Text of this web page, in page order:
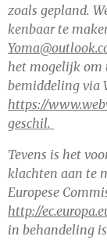
zoals gepland.
kenbaar te
het mogelijk om
bemiddeling via
https://
geschil.
Tevens is het
klachten aan te
Europese
http://
in behandeling